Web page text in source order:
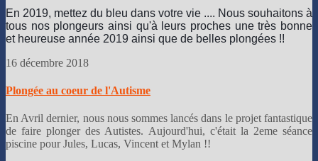
En 2019, mettez du bleu dans votre vie .... Nous souhaitons à
tous nos plongeurs ainsi qu'à leurs proches une très bonne
et heureuse année 2019 ainsi que de belles plongées !!
16 décembre 2018
Plongée au coeur de l'Autisme
En Avril dernier, nous nous sommes lancés dans le projet fantastique
de faire plonger des Autistes. Aujourd'hui, c'était la 2eme séance
piscine pour Jules, Lucas, Vincent et Mylan !!